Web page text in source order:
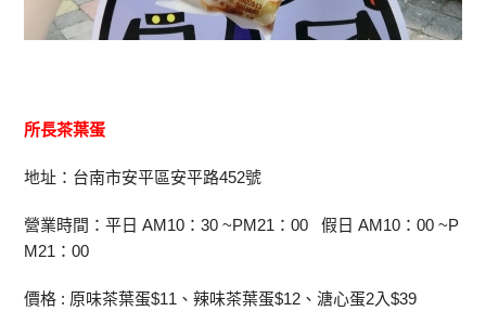
所長茶葉蛋
地址：台南市安平區安平路452號
營業時間：平日 AM10：30 ~PM21：00 假日 AM10：00 ~P
M21：00
價格 : 原味茶葉蛋$11、辣味茶葉蛋$12、溏心蛋2入$39